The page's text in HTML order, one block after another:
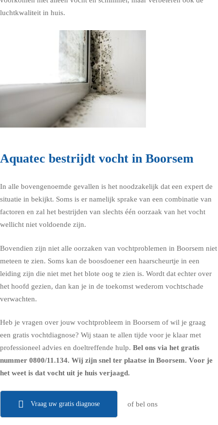
luchtkwaliteit in huis.
Aquatec bestrijdt vocht in Boorsem
In alle bovengenoemde gevallen is het noodzakelijk dat een expert de
situatie in bekijkt. Soms is er namelijk sprake van een combinatie van
factoren en zal het bestrijden van slechts één oorzaak van het vocht
wellicht niet voldoende zijn.
Bovendien zijn niet alle oorzaken van vochtproblemen in Boorsem niet
meteen te zien. Soms kan de boosdoener een haarscheurtje in een
leiding zijn die niet met het blote oog te zien is. Wordt dat echter over
het hoofd gezien, dan kan je in de toekomst wederom vochtschade
verwachten.
Heb je vragen over jouw vochtprobleem in Boorsem of wil je graag
een gratis vochtdiagnose? Wij staan te allen tijde voor je klaar met
professioneel advies en doeltreffende hulp. Bel ons via het gratis
nummer 0800/11.134. Wij zijn snel ter plaatse in Boorsem. Voor je
het weet is dat vocht uit je huis verjaagd.
Vraag uw gratis diagnose of bel ons